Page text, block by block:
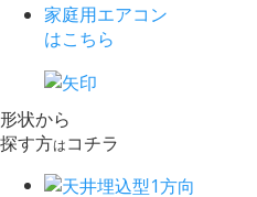
家庭用エアコン
はこちら
形状から
探す方はコチラ